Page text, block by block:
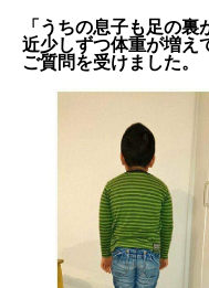
「うちの息子も足の
近少しずつ体重が増え
ご質問を受けました。